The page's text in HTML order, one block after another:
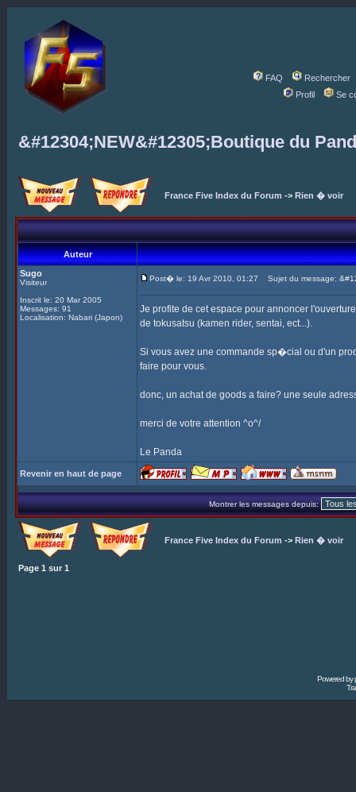
FAQ
Rechercher
Profil
Se
&#12304;NEW&#12305;Boutique du
France Five Index du Forum -> Rien � voir
Auteur
Sugo
Visiteur
Inscrit le: 20 Mar 2005
Messages: 91
Localisation: Nabari (Japon)
Post� le: 19 Avr 2010, 01:27 Sujet du message:
Je profite de cet espace pour annoncer
de tokusatsu (kamen rider, sentai, ect...).
Si vous avez une commande sp�cial ou d'un
faire pour vous.
donc, un achat de goods a faire? une seule
merci de votre attention ^o^/
Le Panda
Revenir en haut de page
Montrer les messages depuis:
France Five Index du Forum -> Rien � voir
Page 1 sur 1
Powered by